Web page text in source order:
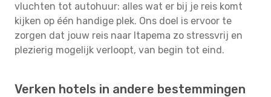
vluchten tot autohuur: alles wat er bij je reis komt
kijken op één handige plek. Ons doel is ervoor te
zorgen dat jouw reis naar Itapema zo stressvrij en
plezierig mogelijk verloopt, van begin tot eind.
Verken hotels in andere bestemmingen